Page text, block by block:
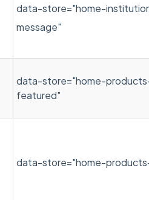
data-store="home-
message"
data-store="home-
featured"
data-store="home-